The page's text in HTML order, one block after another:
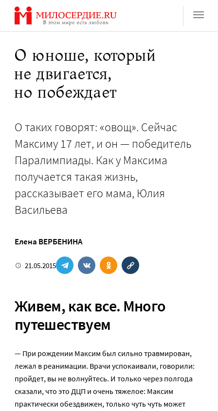
Перейти
содержанию
О юноше, который
не двигается,
но побеждает
О таких говорят: «овощ». Сейчас
Максиму 17 лет, и он — победитель
Паралимпиады. Как у Максима
получается такая жизнь,
рассказывает его мама, Юлия
Васильева
Елена ВЕРБЕНИНА
21.05.2015
Живем, как все. Много
путешествуем
— При рождении Максим был сильно травмирован,
лежал в реанимации. Врачи успокаивали, говорили:
пройдет, вы не волнуйтесь. И только через полгода
сказали, что это ДЦП и очень тяжелое: Максим
практически обездвижен, только чуть чуть может